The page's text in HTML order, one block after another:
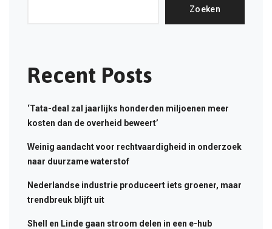
Zoeken
Recent Posts
‘Tata-deal zal jaarlijks honderden miljoenen meer
kosten dan de overheid beweert’
Weinig aandacht voor rechtvaardigheid in onderzoek
naar duurzame waterstof
Nederlandse industrie produceert iets groener, maar
trendbreuk blijft uit
Shell en Linde gaan stroom delen in een e-hub